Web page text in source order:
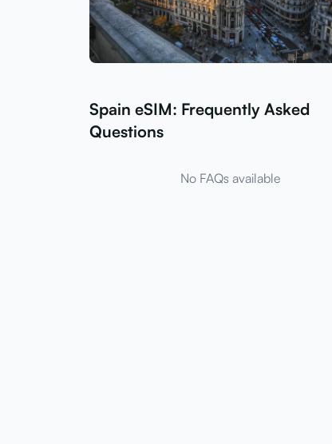
Spain eSIM: Frequently Asked
Questions
No FAQs available